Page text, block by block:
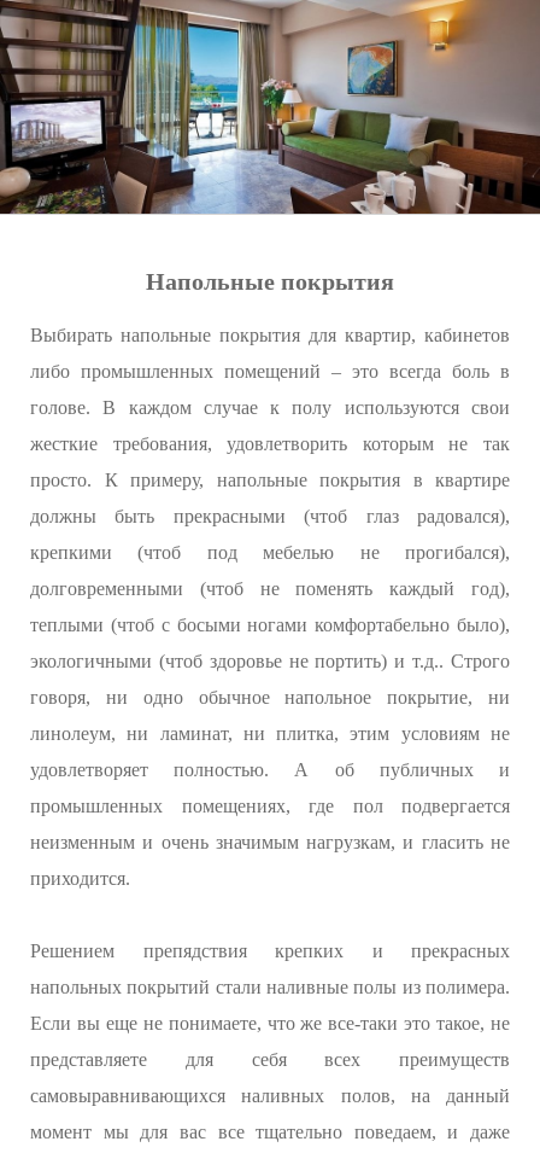
Напольные покрытия
Выбирать напольные покрытия для квартир, кабинетов
либо промышленных помещений – это всегда боль в
голове. В каждом случае к полу используются свои
жесткие требования, удовлетворить которым не так
просто. К примеру, напольные покрытия в квартире
должны быть прекрасными (чтоб глаз радовался),
крепкими (чтоб под мебелью не прогибался),
долговременными (чтоб не поменять каждый год),
теплыми (чтоб с босыми ногами комфортабельно было),
экологичными (чтоб здоровье не портить) и т.д.. Строго
говоря, ни одно обычное напольное покрытие, ни
линолеум, ни ламинат, ни плитка, этим условиям не
удовлетворяет полностью. А об публичных и
промышленных помещениях, где пол подвергается
неизменным и очень значимым нагрузкам, и гласить не
приходится.
Решением препядствия крепких и прекрасных
напольных покрытий стали наливные полы из полимера.
Если вы еще не понимаете, что же все-таки это такое, не
представляете для себя всех преимуществ
самовыравнивающихся наливных полов, на данный
момент мы для вас все тщательно поведаем, и даже